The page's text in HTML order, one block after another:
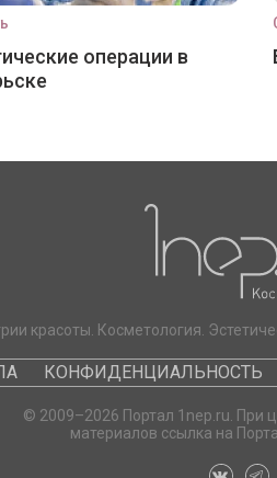
операции в
красоты. Косметология.
КОНФИДЕНЦИАЛЬНОСТЬ
© 2009–2026 Портал 1nep.ru. При
материалов ссылка на